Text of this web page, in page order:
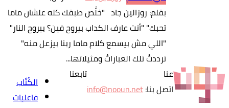
بقلم: روزالين جاد "خلَّص طبقك كله علشان ماما
تحبك" "أنت عارف الكداب بيروح فين؟ بيروح النار"
"اللي مش بيسمع كلام ماما ربنا بيزعل منه"
ترددتْ تلك العباراتُ ومثيلاتها...
عنا
اتصل بنا:info@nooun.net
تابعنا
الكُتّاب
فاعليات